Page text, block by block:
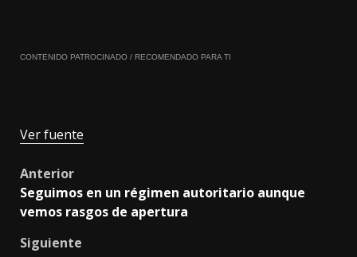
CONTENIDO PATROCINADO / RECOMENDADO PARA TI
Ver fuente
Post
navigation
Anterior
Seguimos en un régimen autoritario aunque
vemos rasgos de apertura
Siguiente